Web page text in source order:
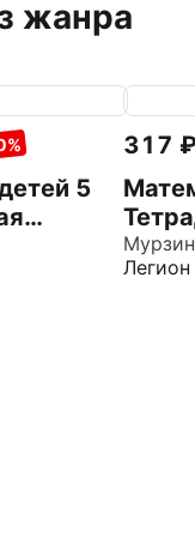
жанра
5
317
6-7
Легион